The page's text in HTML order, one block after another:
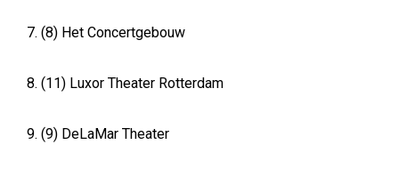
7. (8) Het Concertgebouw
8. (11) Luxor Theater Rotterdam
9. (9) DeLaMar Theater